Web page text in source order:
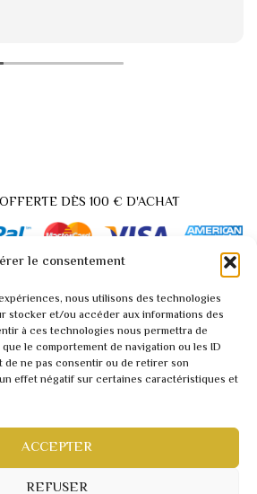
le consentement
nous utilisons des technologies
stocker et/ou accéder aux informations des
à ces technologies nous permettra de
le comportement de navigation ou les ID
de ne pas consentir ou de retirer son
effet négatif sur certaines caractéristiques et
ACCEPTER
REFUSER
DÈS 100 € D'ACHAT
A propos / Contact
tarif pro / vidéo
de confidentialité
©2022 RARITY
Back
to
Top